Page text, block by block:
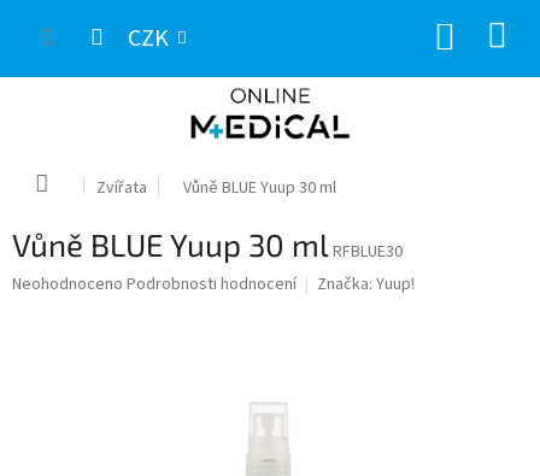
CZK
Domů Zvířata Vůně BLUE Yuup 30 ml
Vůně BLUE Yuup 30 mlRFBLUE30
Průměrné
Neohodnoceno Podrobnosti hodnocení Značka: Yuup!